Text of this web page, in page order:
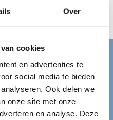
Over
cookies
en advertenties te
social media te bieden
Ook delen we
onze site met onze
en analyse. Deze
AALBURG
in